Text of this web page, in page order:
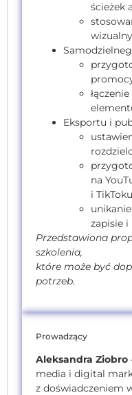
ścieżek
Eksportu i
na
i
zapisie
Przedstawiona
szkolenia,
które może być
potrzeb.
Prowadzący
Aleksandra Ziobro
media i digital
z doświadczeniem